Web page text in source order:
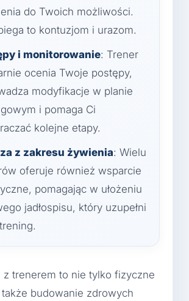
do Twoich możliwości.
to kontuzjom i urazom.
i monitorowanie: Trener
ocenia Twoje postępy,
modyfikacje w planie
i pomaga Ci
kolejne etapy.
z zakresu żywienia: Wielu
oferuje również wsparcie
pomagając w ułożeniu
jadłospisu, który uzupełni
z trenerem to nie tylko fizyczne
także budowanie zdrowych